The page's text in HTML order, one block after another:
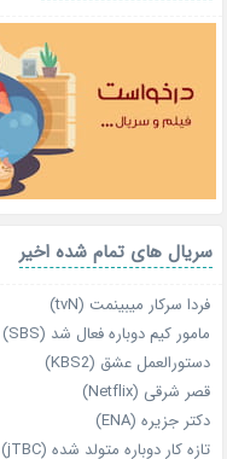
سریال های تمام شده اخیر
فردا سرکار میبینمت (tvN)
مامور کیم دوباره فعال شد (SBS)
دستورالعمل عشق (KBS2)
قصر شرقی (Netflix)
دکتر جزیره (ENA)
تازه‌ کار دوباره‌ متولد شده (jTBC)